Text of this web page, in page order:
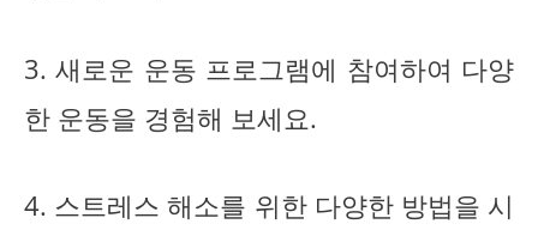
3. 새로운 운동 프로그램에 참여하여 다양
한 운동을 경험해 보세요.
4. 스트레스 해소를 위한 다양한 방법을 시